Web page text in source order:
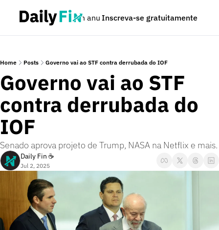
Podcast Seja um anunciante Dúvidas
Inscreva-se gratuitamente
Home Posts Governo vai ao STF contra derrubada do IOF
Governo vai ao STF
contra derrubada do
IOF
Senado aprova projeto de Trump, NASA na Netflix e mais.
Daily Fin ☕
Jul 2, 2025